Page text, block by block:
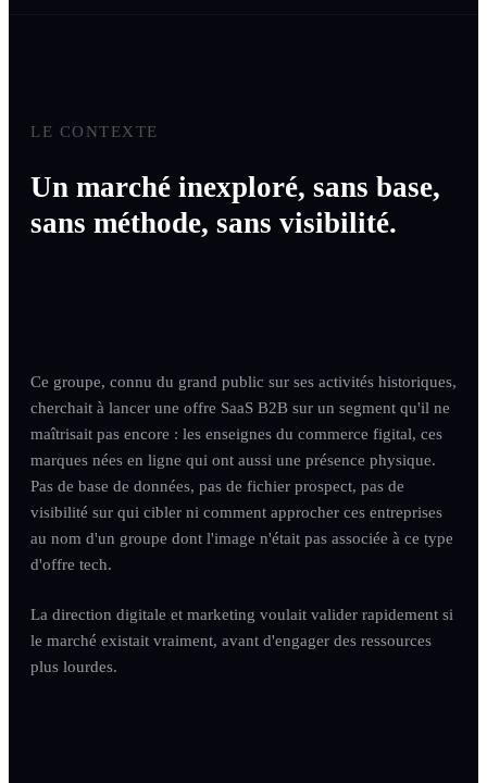
LE CONTEXTE
Un marché inexploré, sans base,
sans méthode, sans visibilité.
Ce groupe, connu du grand public sur ses activités historiques,
cherchait à lancer une offre SaaS B2B sur un segment qu'il ne
maîtrisait pas encore : les enseignes du commerce figital, ces
marques nées en ligne qui ont aussi une présence physique.
Pas de base de données, pas de fichier prospect, pas de
visibilité sur qui cibler ni comment approcher ces entreprises
au nom d'un groupe dont l'image n'était pas associée à ce type
d'offre tech.
La direction digitale et marketing voulait valider rapidement si
le marché existait vraiment, avant d'engager des ressources
plus lourdes.